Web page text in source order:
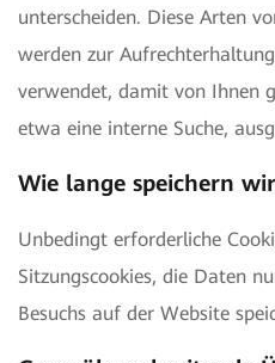
unterscheiden. Diese Arten
werden zur
verwendet, damit von Ihnen
etwa eine interne Suche,
Wie lange speichern
Unbedingt erforderliche
Sitzungscookies, die Daten
Besuchs auf der Website